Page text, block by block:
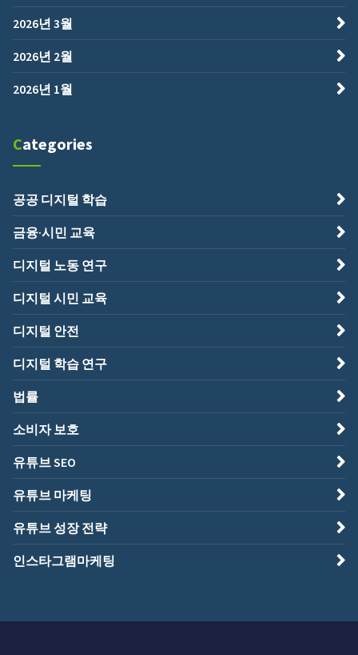
2026년 3월
2026년 2월
2026년 1월
Categories
공공 디지털 학습
금융·시민 교육
디지털 노동 연구
디지털 시민 교육
디지털 안전
디지털 학습 연구
법률
소비자 보호
유튜브 SEO
유튜브 마케팅
유튜브 성장 전략
인스타그램마케팅